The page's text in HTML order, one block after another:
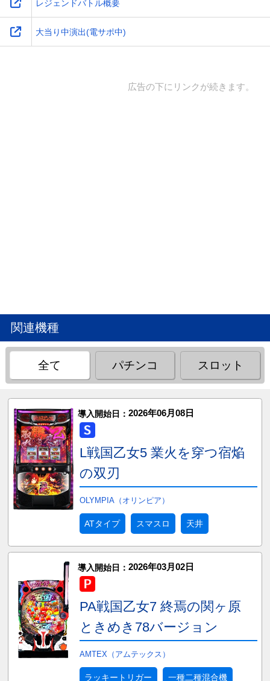
レジェンドバトル概要
大当り中演出(電サポ中)
広告の下にリンクが続きます。
関連機種
全て パチンコ スロット
導入開始日： 2026年06月08日
L戦国乙女5 業火を穿つ宿焔
の双刃
OLYMPIA（オリンピア）
ATタイプ スマスロ 天井
導入開始日： 2026年03月02日
PA戦国乙女7 終焉の関ヶ原
ときめき78バージョン
AMTEX（アムテックス）
ラッキートリガー 一種二種混合機